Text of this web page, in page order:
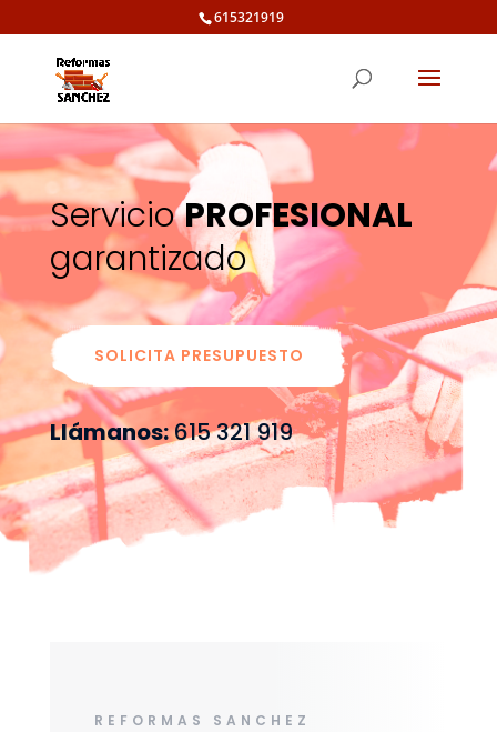
615321919
ServicioPROFESIONAL
garantizado
SOLICITA PRESUPUESTO
Llámanos:615 321 919
REFORMAS SANCHEZ